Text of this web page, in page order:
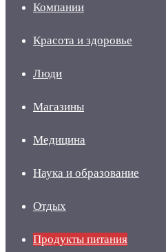
Компании
Красота и здоровье
Люди
Магазины
Медицина
Наука и образование
Отдых
Продукты питания